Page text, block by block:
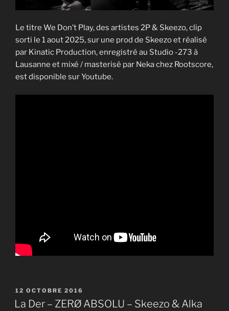
Le titre We Don’t Play, des artistes 2P & Skeezo, clip
sorti le 1 aout 2025, sur une prod de Skeezo et réalisé
par Kinatic Production, enregistré au Studio -273 à
Lausanne et mixé / masterisé par Neka chez Rootscore,
est disponible sur Youtube.
PUBLIÉ
LE
12 OCTOBRE 2016
La Der – ZERØ ABSOLU – Skeezo & Alka